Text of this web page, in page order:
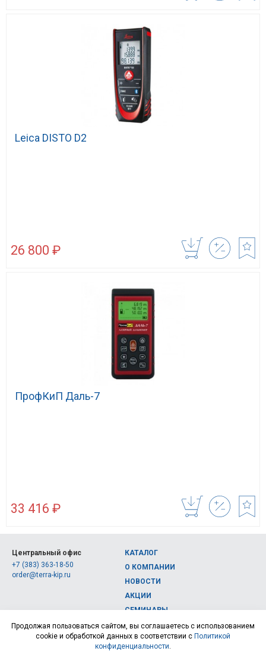
Leica DISTO D2
26 800 ₽
ПрофКиП Даль-7
33 416 ₽
Центральный офис
+7 (383) 363-18-50
order@terra-kip.ru
КАТАЛОГ
О КОМПАНИИ
НОВОСТИ
АКЦИИ
СЕМИНАРЫ
КОНТАКТЫ
© 2026, Интернет-магазин измерительных приборов Терра Импэкс
Продолжая пользоваться сайтом, вы соглашаетесь с использованием
cookie и обработкой данных в соответствии с Политикой
конфиденциальности.